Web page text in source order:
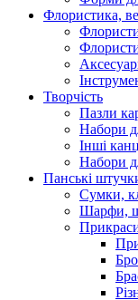
Флористика,
Творчість
Пазли
Набори
Інші
Набори
Панські
Сумки,
Шарфи,